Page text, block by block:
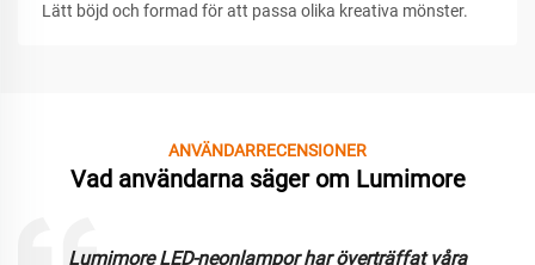
Lätt böjd och formad för att passa olika kreativa mönster.
ANVÄNDARRECENSIONER
Vad användarna säger om Lumimore
Lumimore LED-neonlampor har överträffat våra